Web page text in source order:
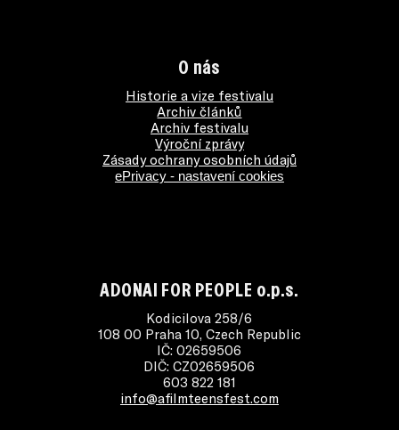
O nás
Historie a vize festivalu
Archiv článků
Archiv festivalu
Výroční zprávy
Zásady ochrany osobních údajů
ePrivacy - nastavení cookies
ADONAI FOR PEOPLE o.p.s.
Kodicilova 258/6
108 00 Praha 10, Czech Republic
IČ: 02659506
DIČ: CZ02659506
603 822 181
info@afilmteensfest.com